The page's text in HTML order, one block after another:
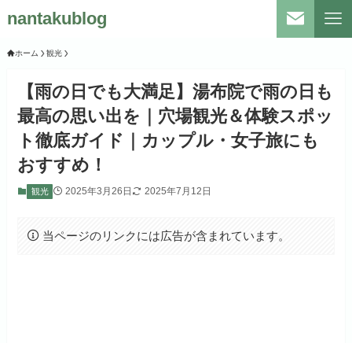
nantakublog
ホーム 観光
【雨の日でも大満足】湯布院で雨の日も
最高の思い出を｜穴場観光＆体験スポッ
ト徹底ガイド｜カップル・女子旅にも
おすすめ！
観光 2025年3月26日 2025年7月12日
当ページのリンクには広告が含まれています。